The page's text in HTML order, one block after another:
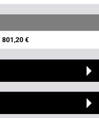
801,20 €